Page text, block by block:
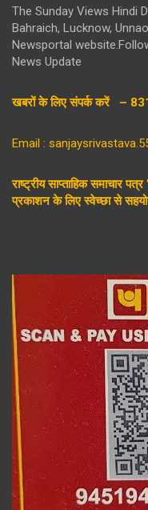
The Sunday Views Hindi
Bahraich, Lucknow,
Newsportal
News Update
खबरों के लिए संपर्क करें –
Email :
राष्ट्रीय साप्ताहिक समाचार
प्रकाशन के लिए स्वेच्छा से